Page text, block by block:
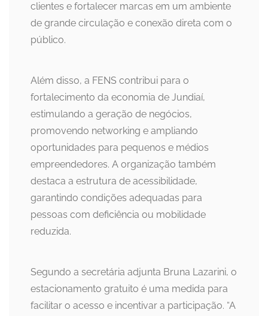
clientes e fortalecer marcas em um ambiente
de grande circulação e conexão direta com o
público.
Além disso, a FENS contribui para o
fortalecimento da economia de Jundiaí,
estimulando a geração de negócios,
promovendo networking e ampliando
oportunidades para pequenos e médios
empreendedores. A organização também
destaca a estrutura de acessibilidade,
garantindo condições adequadas para
pessoas com deficiência ou mobilidade
reduzida.
Segundo a secretária adjunta Bruna Lazarini, o
estacionamento gratuito é uma medida para
facilitar o acesso e incentivar a participação. “A